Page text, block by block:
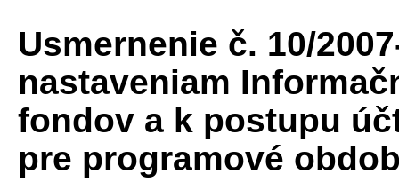
Usmernenie č. 10/
nastaveniam
fondov a k postupu
pre programové